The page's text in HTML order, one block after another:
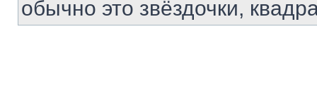
обычно это звёздочки,